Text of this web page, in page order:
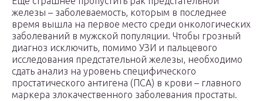
железы – заболеваемость, которым в последнее
время вышла на первое место среди онкологических
заболеваний в мужской популяции. Чтобы грозный
диагноз исключить, помимо УЗИ и пальцевого
исследования предстательной железы, необходимо
сдать анализ на уровень специфического
простатического антигена (ПСА) в крови – главного
маркера злокачественного заболевания простаты.